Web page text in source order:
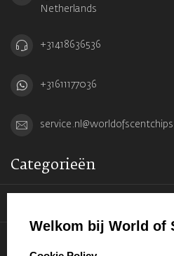
Netherlands
+31418636536
+31611177036
Categorieën
Welkom bij World of